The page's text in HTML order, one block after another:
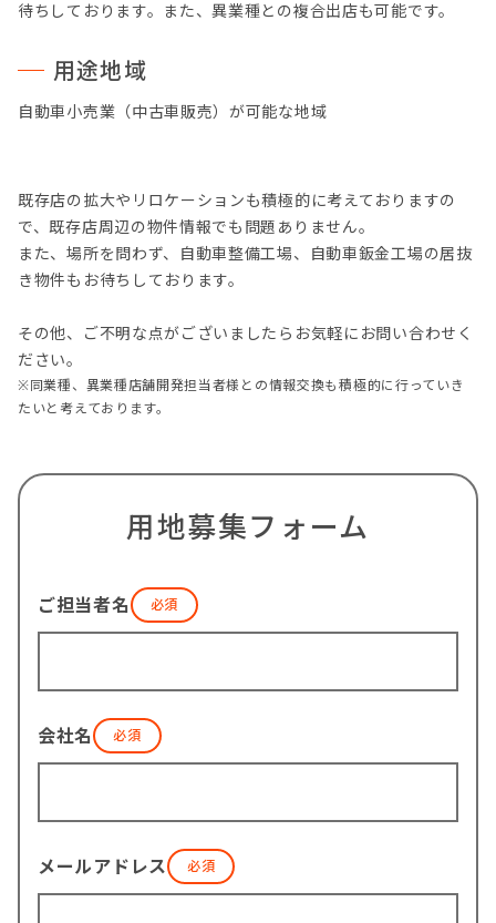
待ちしております。また、異業種との複合出店も可能です。
用途地域
自動車小売業（中古車販売）が可能な地域
既存店の拡大やリロケーションも積極的に考えておりますの
で、既存店周辺の物件情報でも問題ありません。
また、場所を問わず、自動車整備工場、自動車鈑金工場の居抜
き物件もお待ちしております。
その他、ご不明な点がございましたらお気軽にお問い合わせく
ださい。
※同業種、異業種店舗開発担当者様との情報交換も積極的に行っていき
たいと考えております。
用地募集フォーム
ご担当者名
会社名
メールアドレス